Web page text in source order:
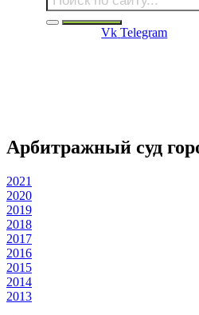
Vk Telegram
Арбитражный суд
2021
2020
2019
2018
2017
2016
2015
2014
2013